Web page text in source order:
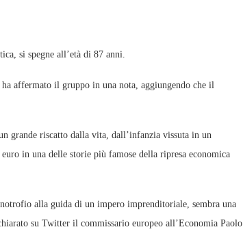
si spegne all’età di 87 anni.
affermato il gruppo in una nota, aggiungendo che il
grande riscatto dalla vita, dall’infanzia vissuta in un
in una delle storie più famose della ripresa economica
alla guida di un impero imprenditoriale, sembra una
su Twitter il commissario europeo all’Economia Paolo